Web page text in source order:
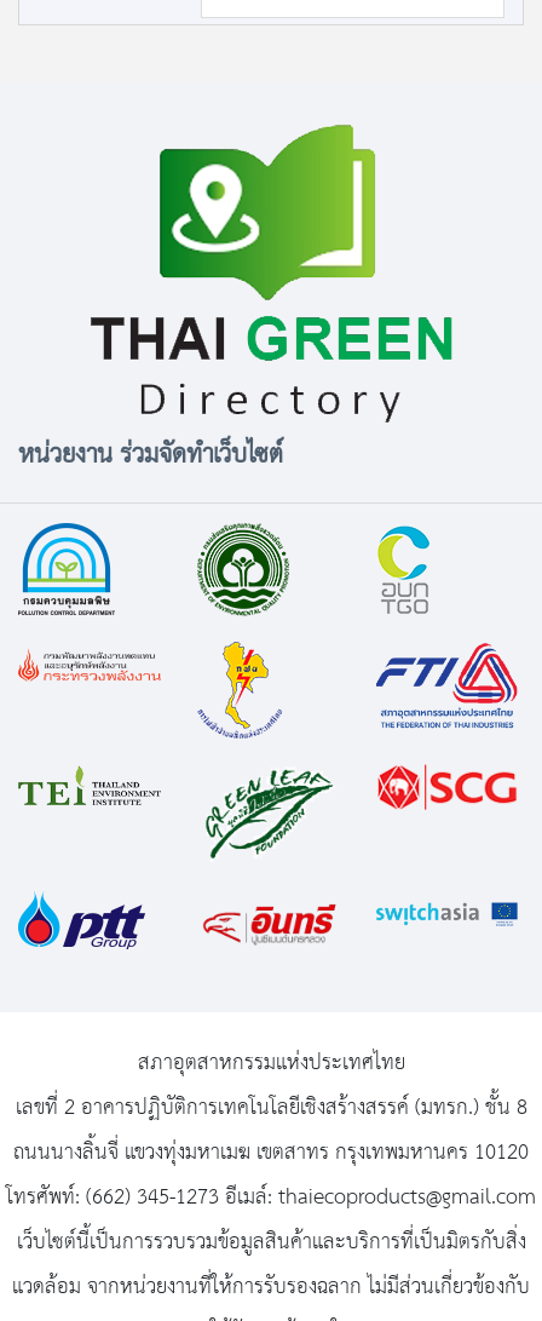
หน่วยงาน ร่วมจัดทำเว็บไซต์
สภาอุตสาหกรรมแห่งประเทศไทย
เลขที่ 2 อาคารปฏิบัติการเทคโนโลยีเชิงสร้างสรรค์ (มทรก.) ชั้น 8
ถนนนางลิ้นจี่ แขวงทุ่งมหาเมฆ เขตสาทร กรุงเทพมหานคร 10120
โทรศัพท์: (662) 345-1273 อีเมล์: thaiecoproducts@gmail.com
เว็บไซต์นี้เป็นการรวบรวมข้อมูลสินค้าและบริการที่เป็นมิตรกับสิ่ง
แวดล้อม จากหน่วยงานที่ให้การรับรองฉลาก ไม่มีส่วนเกี่ยวข้องกับ